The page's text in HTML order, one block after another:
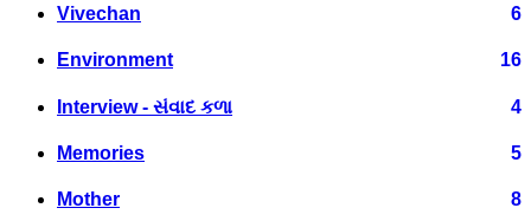
Vivechan 6
Environment 16
Interview - સંવાદ કળા 4
Memories 5
Mother 8